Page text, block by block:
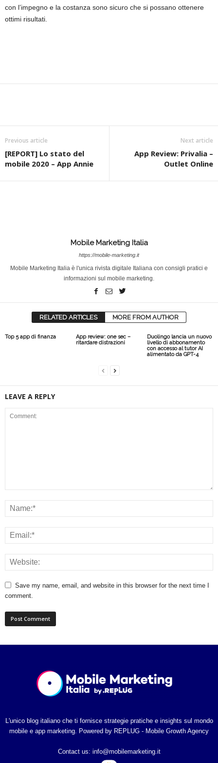
con l’impegno e la costanza sono sicuro che si possano ottenere
ottimi risultati.
Previous article
[REPORT] Lo stato del
mobile 2020 – App Annie
Next article
App Review: Privalia –
Outlet Online
Mobile Marketing Italia
https://mobile-marketing.it
Mobile Marketing Italia è l'unica rivista digitale Italiana con consigli pratici e
informazioni sul mobile marketing.
RELATED ARTICLES MORE FROM AUTHOR
Top 5 app di finanza
App review: one sec –
ritardare distrazioni
Duolingo lancia un nuovo
livello di abbonamento
con accesso al tutor AI
alimentato da GPT-4
LEAVE A REPLY
Save my name, email, and website in this browser for the next time I
comment.
L'unico blog italiano che ti fornisce strategie pratiche e insights sul mondo
mobile e app marketing. Powered by REPLUG - Mobile Growth Agency
Contact us: info@mobilemarketing.it